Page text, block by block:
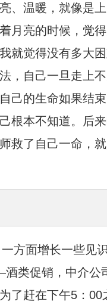
、温暖，就像是
月亮的时候，觉
就觉得没有多大困
，自己一旦走上
己的生命如果结
根本不知道。后
救了自己一命，
方面增长一些见
类促销，中介公
了赶在下午5：